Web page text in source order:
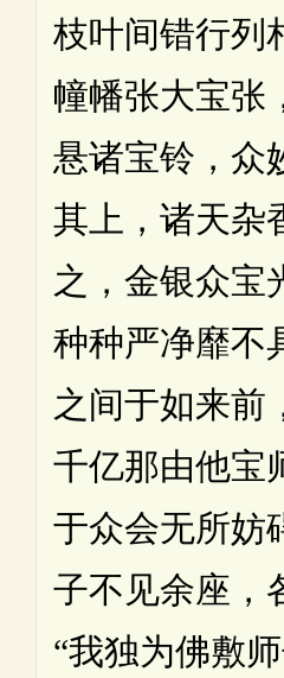
枝叶间错行列
幢幡张大宝张
悬诸宝铃，众
其上，诸天杂
之，金银众宝
种种严净靡不
之间于如来前
千亿那由他宝
于众会无所妨
子不见余座，
“我独为佛敷